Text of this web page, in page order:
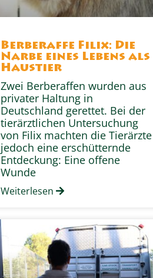
Berberaffe Filix: Die
Narbe eines Lebens als
Haustier
Zwei Berberaffen wurden aus
privater Haltung in
Deutschland gerettet. Bei der
tierärztlichen Untersuchung
von Filix machten die Tierärzte
jedoch eine erschütternde
Entdeckung: Eine offene
Wunde
Weiterlesen